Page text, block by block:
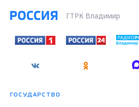
ГТРК Владимир
ГОСУДАРСТВО